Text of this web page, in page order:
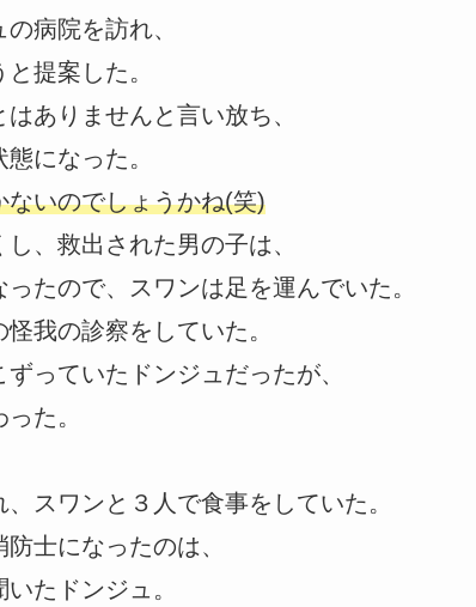
病院を訪れ、
提案した。
ありませんと言い放ち、
になった。
いのでしょうかね(笑)
、救出された男の子は、
たので、スワンは足を運んでいた。
我の診察をしていた。
っていたドンジュだったが、
た。
スワンと３人で食事をしていた。
士になったのは、
たドンジュ。